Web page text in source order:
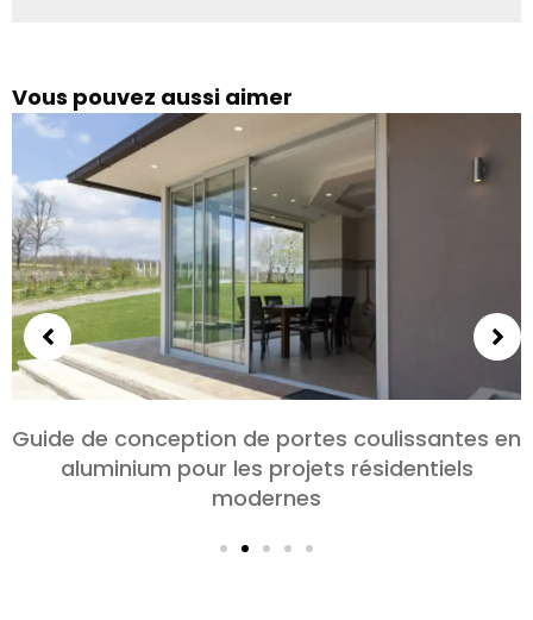
Vous pouvez aussi aimer
Choisir des portes en aluminium pour les
chambres et les salons: Confort, Style, et
confidentialité